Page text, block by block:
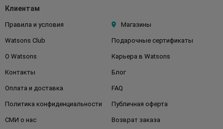
Клиентам
Правила и условия Магазины
Watsons Club Подарочные сертификаты
О Watsons Карьера в Watsons
Контакты Блог
Оплата и доставка FAQ
Политика конфиденциальности Публичная оферта
СМИ о нас Возврат заказа